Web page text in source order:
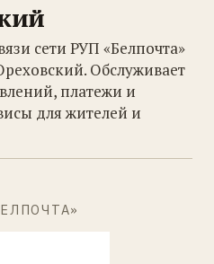
сети РУП «Белпочта»
Обслуживает
платежи и
для жителей и